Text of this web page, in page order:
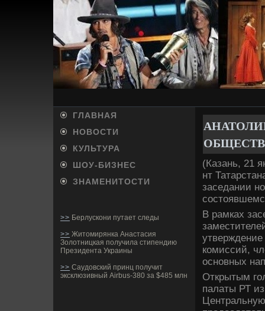
ГЛАВНАЯ
НОВОСТИ
КУЛЬТУРА
ШОУ-БИ­ЗНЕС
ЗНАМЕНИТОСТИ
>> Берлускони путает следы
>> Житомирянка Анастасия
Золотницкая получила стипендию
Президента Украины
>> Саудовский принц получит
эксклюзивный Airbus-380 за $485 млн
(Казань, 21
нт
заседании
В рамках
комиссий,
основных
Открытым
палаты РТ